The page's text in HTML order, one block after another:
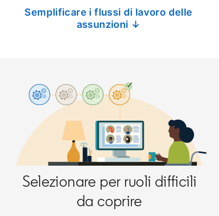
Semplificare i flussi di lavoro delle
assunzioni ↓
Selezionare per ruoli difficili
da coprire